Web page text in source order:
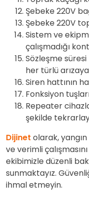
Şebeke 220V
Şebeke 220V
Sistem ve
çalışmadığı
Sözleşme
her türlü
Siren hattının
Fonksiyon
Repeater
şekilde
Dijinet olarak,
ve verimli
ekibimizle düzenli
sunmaktayız.
ihmal etmeyin.